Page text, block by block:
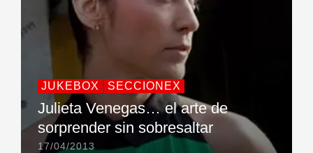
JUKEBOX SECCIONEX
Julieta Venegas… el arte de
sorprender sin sobresaltar
17/04/2013